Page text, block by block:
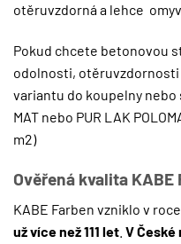
otěruvzdorná a lehce
Pokud chcete betonovou
odolnosti,
variantu do koupelny
MAT nebo PUR LAK
m2)
Ověřená kvalita KABE
KABE Farben vzniklo v roce
už více než 111 let V České